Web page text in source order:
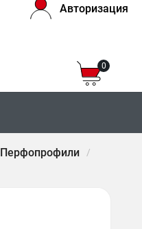
Авторизация
0
Перфопрофили